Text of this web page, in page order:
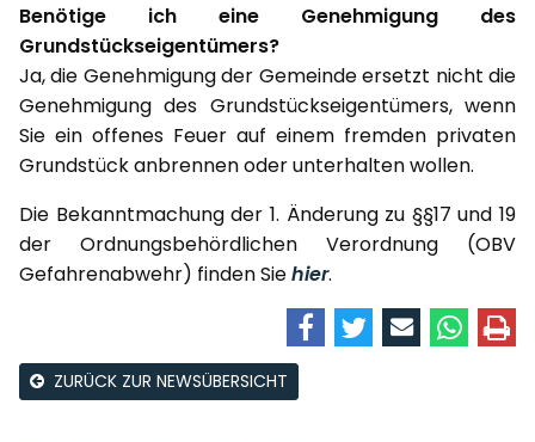
Benötige ich eine Genehmigung des
Grundstückseigentümers?
Ja, die Genehmigung der Gemeinde ersetzt nicht die
Genehmigung des Grundstückseigentümers, wenn
Sie ein offenes Feuer auf einem fremden privaten
Grundstück anbrennen oder unterhalten wollen.
Die Bekanntmachung der 1. Änderung zu §§17 und 19
der Ordnungsbehördlichen Verordnung (OBV
Gefahrenabwehr) finden Siehier.
ZURÜCK ZUR NEWSÜBERSICHT